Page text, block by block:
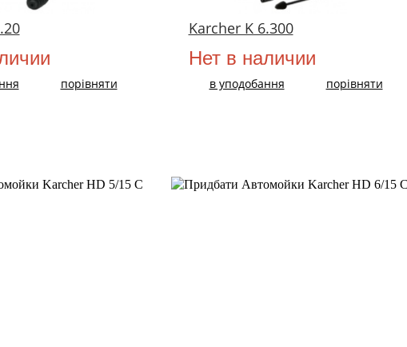
порівняти
Karcher K 6.300
Нет в наличии
в уподобання порівняти